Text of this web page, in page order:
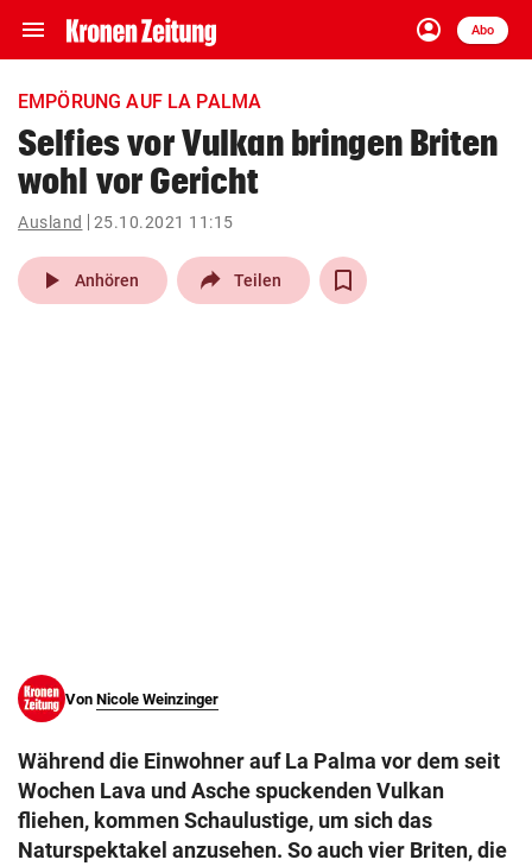
menu Navigation
ein-/ausklappen
account_circle
Anmelden
Abo
close Schließen
account_circle Anmelden
pin_drop
Wien arrow_right
EMPÖRUNG AUF LA PALMA
Selfies vor Vulkan bringen Briten
wohl vor Gericht
Ausland 25.10.2021 11:15
play_arrow Anhören Teilen
Von Nicole Weinzinger
Während die Einwohner auf La Palma vor dem seit
Wochen Lava und Asche spuckenden Vulkan
fliehen, kommen Schaulustige, um sich das
Naturspektakel anzusehen. So auch vier Briten, die